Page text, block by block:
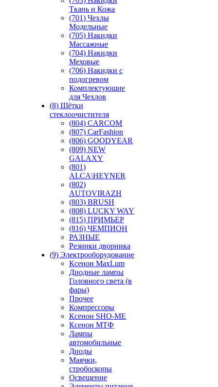
Ткань и Кожа
(701) Чехлы
Модельные
(705) Накидки
Массажные
(704) Накидки
Меховые
(706) Накидки с
подогревом
Комплектующие
для Чехлов
(8) Щётки
стеклоочистителя
(804) CARCOM
(807) CarFashion
(806) GOODYEAR
(809) NEW
GALAXY
(801)
ALCA\HEYNER
(802)
AUTOVIRAZH
(803) BRUSH
(808) LUCKY WAY
(815) ПРИМЬЕР
(816) ЧЕМПИОН
РАЗНЫЕ
Резинки дворника
(9) Электрооборудование
Ксенон MaxLum
Диодные лампы
Головного света (в
фары)
Прочее
Компрессоры
Ксенон SHO-ME
Ксенон МТФ
Лампы
автомобильные
Диоды
Маячки,
стробоскопы
Освещение